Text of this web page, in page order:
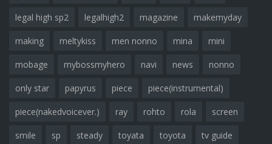
legal high sp2 legalhigh2 magazine makemyday
making meltykiss men nonno mina mini
mobage mybossmyhero navi news nonno
only star papyrus piece piece(instrumental)
piece(nakedvoicever.) ray rohto rola screen
smile sp steady toyata toyota tv guide